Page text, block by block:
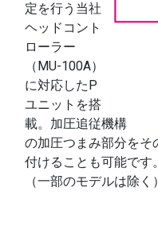
定を行う当社
ヘッドコント
ローラー
（MU-100A）
に対応したP
ユニットを搭
載。加圧追従機構
の加圧つまみ部分をそ
付けることも可能です。
（一部のモデルは除く）